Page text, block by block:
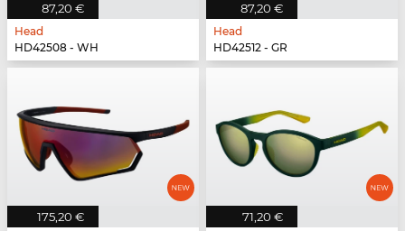
87,20 €
Head
HD42508 - WH
87,20 €
Head
HD42512 - GR
175,20 € 71,20 €